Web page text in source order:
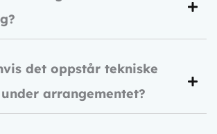
det oppstår tekniske
arrangementet?